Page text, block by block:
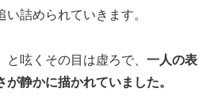
詰められていきます。
呟くその目は虚ろで、 一人の表
静かに描かれていました。